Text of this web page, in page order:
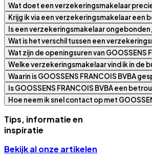
Wat doet een verzekeringsmakelaar
Krijg ik via een verzekeringsmakelaar
Is een verzekeringsmakelaar
Wat is het verschil tussen een
Wat zijn de openingsuren van GOOSSENS
Welke verzekeringsmakelaar vind ik in de
Waarin is GOOSSENS FRANCOIS BVBA
Is GOOSSENS FRANCOIS BVBA een
Hoe neem ik snel contact op met
Tips, informatie en
inspiratie
Bekijk al onze artikelen